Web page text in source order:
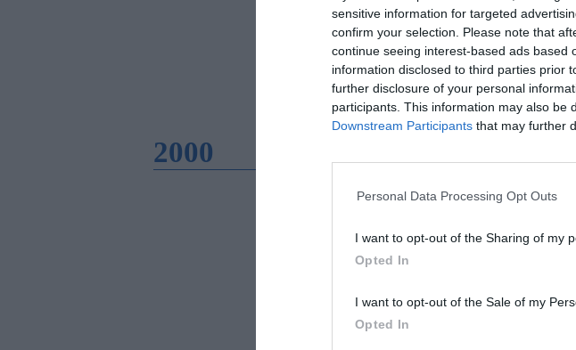
sensitive information for targeted
confirm your selection. Please note that
continue seeing interest-based ads based
information disclosed to third parties prior
further disclosure of your personal
participants. This information may also be
Downstream Participants that may further
Personal Data Processing Opt Outs
I want to opt-out of the Sharing of my
Opted In
I want to opt-out of the Sale of my
Opted In
2000